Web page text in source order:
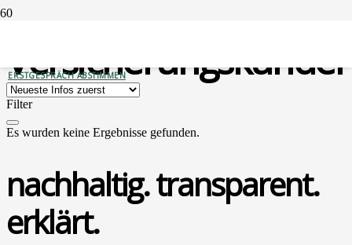
ERSTGESPRÄCH ABSTIMMEN
Filter
Es wurden keine Ergebnisse gefunden.
nachhaltig. transparent.
erklärt.